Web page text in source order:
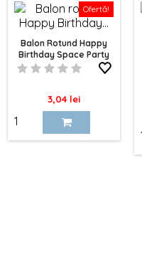
Ofertă!
Balon Rotund Happy
Birthday Space Party
Pret
3,04 lei